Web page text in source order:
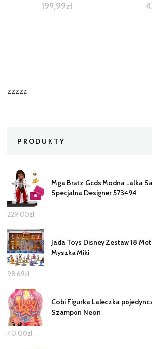
199,99zł
zzzzz
PRODUKTY
Mga Bratz Gcds Modna Lalka
Specjalna Designer 573494
229,00zł
Jada Toys Disney Zestaw 18
Myszka Miki
98,69zł
Cobi Figurka Laleczka
Szampon Neon
40,00zł